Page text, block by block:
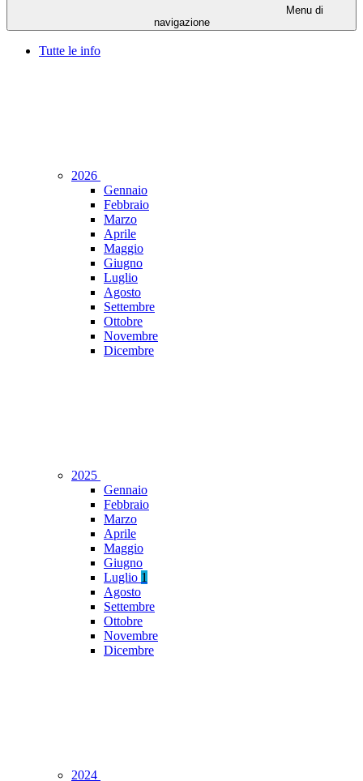
Menu di
navigazione
Tutte le info
2026
Gennaio
Febbraio
Marzo
Aprile
Maggio
Giugno
Luglio
Agosto
Settembre
Ottobre
Novembre
Dicembre
2025
Gennaio
Febbraio
Marzo
Aprile
Maggio
Giugno
Luglio 1
Agosto
Settembre
Ottobre
Novembre
Dicembre
2024